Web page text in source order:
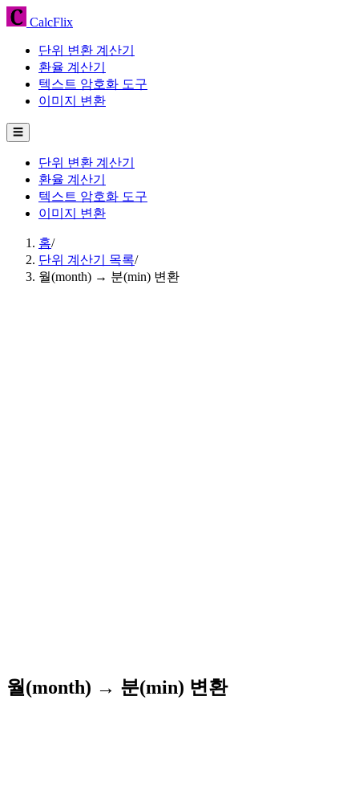
CalcFlix
단위 변환 계산기
환율 계산기
텍스트 암호화 도구
이미지 변환
☰
단위 변환 계산기
환율 계산기
텍스트 암호화 도구
이미지 변환
홈/
단위 계산기 목록/
월(month) → 분(min) 변환
월(month) → 분(min) 변환